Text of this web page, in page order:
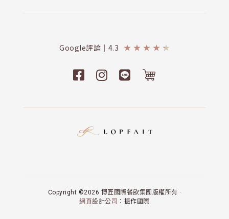
Google評論｜4.3 ★ ★ ★ ★ ★
Copyright ©2026 博匠國際餐飲集團版權所有 ·
網頁設計公司 ：振作國際